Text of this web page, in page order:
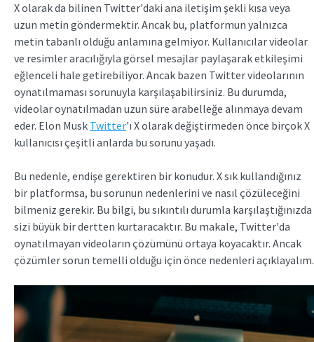
X olarak da bilinen Twitter'daki ana iletişim şekli kısa veya
uzun metin göndermektir. Ancak bu, platformun yalnızca
metin tabanlı olduğu anlamına gelmiyor. Kullanıcılar videolar
ve resimler aracılığıyla görsel mesajlar paylaşarak etkileşimi
eğlenceli hale getirebiliyor. Ancak bazen Twitter videolarının
oynatılmaması sorunuyla karşılaşabilirsiniz. Bu durumda,
videolar oynatılmadan uzun süre arabelleğe alınmaya devam
eder. Elon Musk Twitter'ı X olarak değiştirmeden önce birçok X
kullanıcısı çeşitli anlarda bu sorunu yaşadı.
Bu nedenle, endişe gerektiren bir konudur. X sık kullandığınız
bir platformsa, bu sorunun nedenlerini ve nasıl çözüleceğini
bilmeniz gerekir. Bu bilgi, bu sıkıntılı durumla karşılaştığınızda
sizi büyük bir dertten kurtaracaktır. Bu makale, Twitter'da
oynatılmayan videoların çözümünü ortaya koyacaktır. Ancak
çözümler sorun temelli olduğu için önce nedenleri açıklayalım.